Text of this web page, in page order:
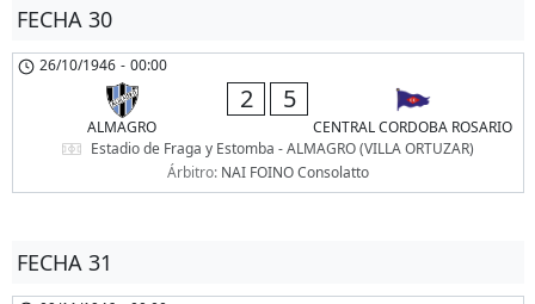
FECHA 30
26/10/1946 - 00:00
ALMAGRO
2 5
CENTRAL CORDOBA ROSARIO
Estadio de Fraga y Estomba - ALMAGRO (VILLA ORTUZAR)
Árbitro: NAI FOINO Consolatto
FECHA 31